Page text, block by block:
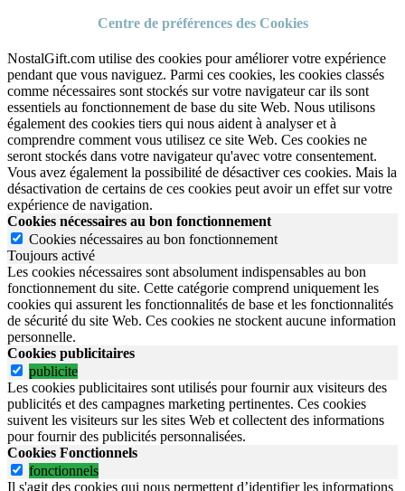
Centre de préférences des Cookies
NostalGift.com utilise des cookies pour améliorer votre expérience
pendant que vous naviguez. Parmi ces cookies, les cookies classés
comme nécessaires sont stockés sur votre navigateur car ils sont
essentiels au fonctionnement de base du site Web. Nous utilisons
également des cookies tiers qui nous aident à analyser et à
comprendre comment vous utilisez ce site Web. Ces cookies ne
seront stockés dans votre navigateur qu'avec votre consentement.
Vous avez également la possibilité de désactiver ces cookies. Mais la
désactivation de certains de ces cookies peut avoir un effet sur votre
expérience de navigation.
Cookies nécessaires au bon fonctionnement
Cookies nécessaires au bon fonctionnement
Toujours activé
Les cookies nécessaires sont absolument indispensables au bon
fonctionnement du site. Cette catégorie comprend uniquement les
cookies qui assurent les fonctionnalités de base et les fonctionnalités
de sécurité du site Web. Ces cookies ne stockent aucune information
personnelle.
Cookies publicitaires
publicite
Les cookies publicitaires sont utilisés pour fournir aux visiteurs des
publicités et des campagnes marketing pertinentes. Ces cookies
suivent les visiteurs sur les sites Web et collectent des informations
pour fournir des publicités personnalisées.
Cookies Fonctionnels
fonctionnels
Il s'agit des cookies qui nous permettent d’identifier les informations